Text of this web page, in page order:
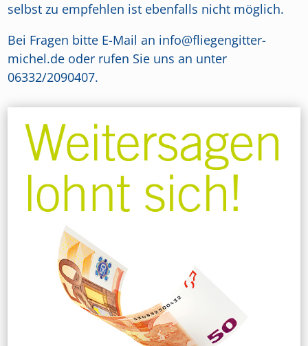
selbst zu empfehlen ist ebenfalls nicht möglich.
Bei Fragen bitte E-Mail an info@fliegengitter-
michel.de oder rufen Sie uns an unter
06332/2090407.